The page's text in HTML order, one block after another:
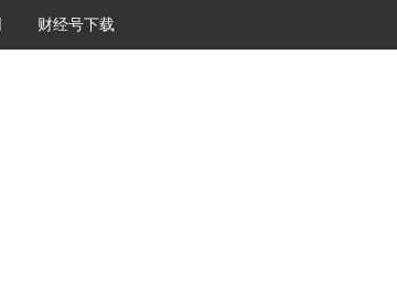
财经号下载